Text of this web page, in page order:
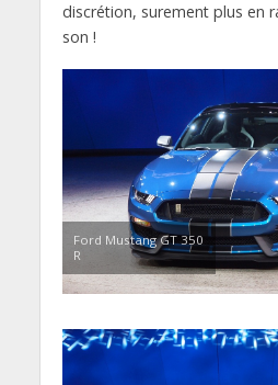
discrétion, surement plus en
son !
Ford Mustang GT 350
R